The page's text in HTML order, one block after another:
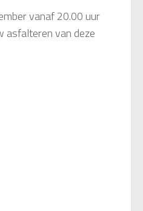
vanaf 20.00 uur
asfalteren van deze